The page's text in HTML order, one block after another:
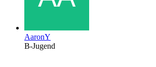
AaronY
B-Jugend